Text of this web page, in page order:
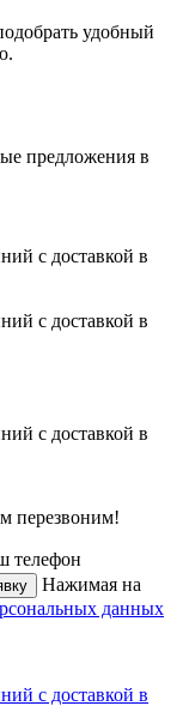
удобный
предложения в
перезвоним!
телефон
Нажимая на
данных